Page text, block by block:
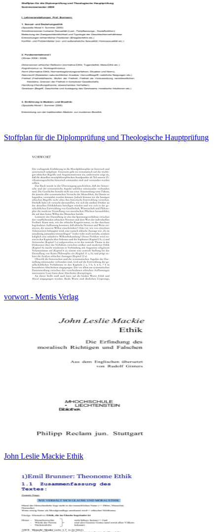
Stoffplan für die Diplomprüfung und Theologische Hauptprüfung
vorwort - Mentis Verlag
John Leslie Mackie Ethik